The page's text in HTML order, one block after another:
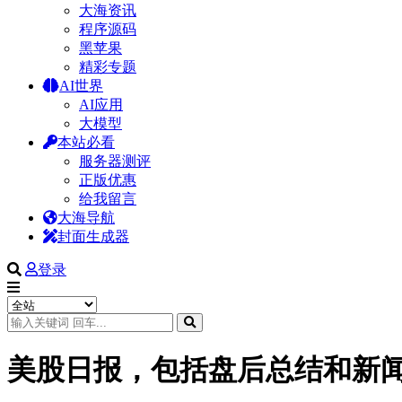
大海资讯
程序源码
黑苹果
精彩专题
AI世界
AI应用
大模型
本站必看
服务器测评
正版优惠
给我留言
大海导航
封面生成器
登录
美股日报，包括盘后总结和新